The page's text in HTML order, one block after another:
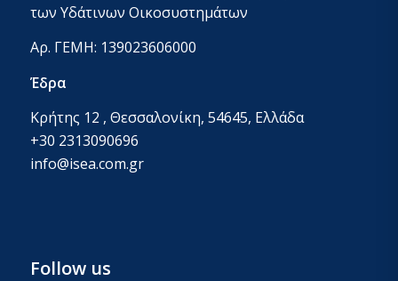
των Υδάτινων Οικοσυστημάτων
Αρ. ΓΕΜΗ: 139023606000
Έδρα
Κρήτης 12 , Θεσσαλονίκη, 54645, Ελλάδα
+30 2313090696
info@isea.com.gr
Follow us